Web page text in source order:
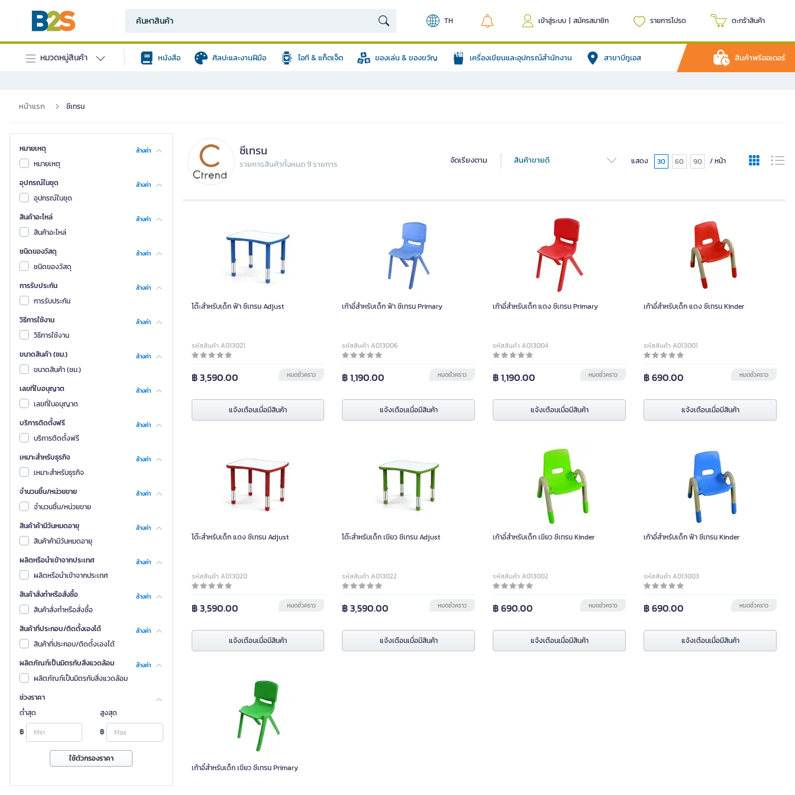
TH เข้าสู่ระบบ | สมัครสมาชิก รายการโปรด ตะกร้าสินค้า
หมวดหมู่สินค้า หนังสือ ศิลปะและงานฝีมือ ไอที & แก็ตเจ็ต ของเล่น & ของขวัญ เครื่องเขียนและอุปกรณ์สำนักงาน สาขาบีทูเอส สินค้าพรีออเดอร์
หน้าแรก ซีเทรน
หมายเหตุ ล้างค่า
หมายเหตุ
อุปกรณ์ในชุด
ล้างค่า
อุปกรณ์ในชุด
สินค้าอะไหล่
ล้างค่า
สินค้าอะไหล่
ชนิดของวัสดุ
ล้างค่า
ชนิดของวัสดุ
การรับประกัน
ล้างค่า
การรับประกัน
วิธีการใช้งาน
ล้างค่า
วิธีการใช้งาน
ขนาดสินค้า (ซม.)
ล้างค่า
ขนาดสินค้า (ซม.)
เลขที่ใบอนุญาต
ล้างค่า
เลขที่ใบอนุญาต
บริการติดตั้งฟรี
ล้างค่า
บริการติดตั้งฟรี
เหมาะสำหรับธุรกิจ
ล้างค่า
เหมาะสำหรับธุรกิจ
จำนวนชิ้น/หน่วยขาย
ล้างค่า
จำนวนชิ้น/หน่วยขาย
สินค้าค้ามีวันหมดอายุ
ล้างค่า
สินค้าค้ามีวันหมดอายุ
ผลิตหรือนำเข้าจากประเทศ
ล้างค่า
ผลิตหรือนำเข้าจากประเทศ
สินค้าสั่งทำหรือสั่งซื้อ
ล้างค่า
สินค้าสั่งทำหรือสั่งซื้อ
สินค้าที่ประกอบ/ติดตั้งเองได้
ล้างค่า
สินค้าที่ประกอบ/ติดตั้งเองได้
ผลิตภัณฑ์เป็นมิตรกับสิ่งแวดล้อม
ล้างค่า
ผลิตภัณฑ์เป็นมิตรกับสิ่งแวดล้อม
ช่วงราคา
ต่ำสุด
฿
สูงสุด
฿
ใช้ตัวกรองราคา
ซีเทรน
รายการสินค้าทั้งหมด 9 รายการ จัดเรียงตาม สินค้าขายดี แสดง 30 60 90 / หน้า
โต๊ะสำหรับเด็ก ฟ้า ซีเทรน Adjust
รหัสสินค้า A013021
฿ 3,590.00 หมดชั่วคราว
แจ้งเตือนเมื่อมีสินค้า
เก้าอี้สำหรับเด็ก ฟ้า ซีเทรน Primary
รหัสสินค้า A013006
฿ 1,190.00 หมดชั่วคราว
แจ้งเตือนเมื่อมีสินค้า
เก้าอี้สำหรับเด็ก แดง ซีเทรน Primary
รหัสสินค้า A013004
฿ 1,190.00 หมดชั่วคราว
แจ้งเตือนเมื่อมีสินค้า
เก้าอี้สำหรับเด็ก แดง ซีเทรน Kinder
รหัสสินค้า A013001
฿ 690.00 หมดชั่วคราว
แจ้งเตือนเมื่อมีสินค้า
โต๊ะสำหรับเด็ก แดง ซีเทรน Adjust
รหัสสินค้า A013020
฿ 3,590.00 หมดชั่วคราว
แจ้งเตือนเมื่อมีสินค้า
โต๊ะสำหรับเด็ก เขียว ซีเทรน Adjust
รหัสสินค้า A013022
฿ 3,590.00 หมดชั่วคราว
แจ้งเตือนเมื่อมีสินค้า
เก้าอี้สำหรับเด็ก เขียว ซีเทรน Kinder
รหัสสินค้า A013002
฿ 690.00 หมดชั่วคราว
แจ้งเตือนเมื่อมีสินค้า
เก้าอี้สำหรับเด็ก ฟ้า ซีเทรน Kinder
รหัสสินค้า A013003
฿ 690.00 หมดชั่วคราว
แจ้งเตือนเมื่อมีสินค้า
เก้าอี้สำหรับเด็ก เขียว ซีเทรน Primary